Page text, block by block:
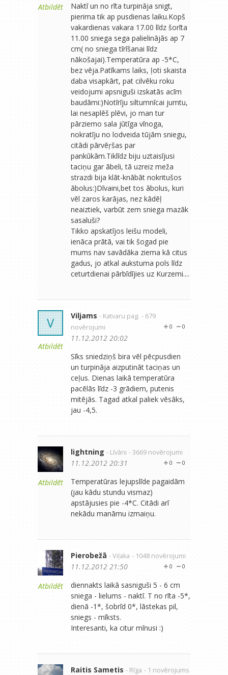
Atbildēt
Naktī un no rīta turpināja snigt,
pierima tik ap pusdienas laiku.Kopš
vakardienas vakara 17.00 līdz šorīta
11.00 sniega sega palielinājās ap 7
cm( no sniega tīrīšanai līdz
nākošajai).Temperatūra ap -5*C,
bez vēja.Patīkams laiks, ļoti skaista
daba visapkārt, pat cilvēku roku
veidojumi apsniguši izskatās acīm
baudāmi:)Notīrīju siltumnīcai jumtu,
lai nesaplēš plēvi, jo man tur
pārziemo sala jūtīga vīnoga,
nokratīju no lodveida tūjām sniegu,
citādi pārvēŗšas par
pankūkām.Tiklīdz biju uztaisījusi
taciņu gar ābeli, tā uzreiz meža
strazdi bija klāt-knābāt nokritušos
ābolus:)Dīvaini,bet tos ābolus, kuri
vēl zaros karājas, nez kādēļ
neaiztiek, varbūt zem sniega mazāk
sasaluši?
Tikko apskatījos leišu modeli,
ienāca prātā, vai tik šogad pie
mums nav savādāka ziema kā citus
gadus, jo atkal aukstuma pols līdz
ceturtdienai pārbīdījies uz Kurzemi....
V
Atbildēt
Viljams - Katvaru pag. - 679
novērojumi
0
0
11.12.2012 20:02
Sīks sniedziņš bira vēl pēcpusdien
un turpināja aizputināt taciņas un
ceļus. Dienas laikā temperatūra
pacēlās līdz -3 grādiem, putenis
mitējās. Tagad atkal paliek vēsāks,
jau -4,5.
Atbildēt
lightning - Līvāni - 3669 novērojumi
0
0
11.12.2012 20:31
Temperatūras lejupslīde pagaidām
(jau kādu stundu vismaz)
apstājusies pie -4*C. Citādi arī
nekādu manāmu izmaiņu.
Atbildēt
Pierobežā - Viļaka - 1048 novērojumi
0
0
11.12.2012 21:50
diennakts laikā sasniguši 5 - 6 cm
sniega - lielums - naktī. T no rīta -5*,
dienā -1*, šobrīd 0*, lāstekas pil,
sniegs - mīksts.
Interesanti, ka citur mīnusi :)
Raitis Sametis - Rīga - 1 novērojums